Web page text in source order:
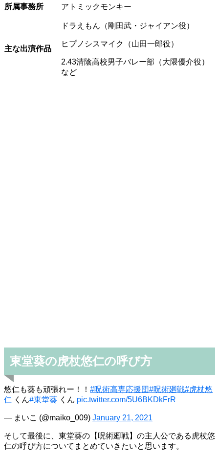
所属事務所
アトミックモンキー
主な出演作品
ドラえもん（剛田武・ジャイアン役）
ヒプノシスマイク（山田一郎役）
2.43清陰高校男子バレー部（大隈優介役）
など
東堂葵の虎杖悠仁の呼び方
悠仁も葵も頑張れー！！ #呪術高専応援団#呪術廻戦#虎杖悠
仁 くん#東堂葵 くん pic.twitter.com/5U6BKDkFrR
— まいこ (@maiko_009) January 21, 2021
そして最後に、東堂葵の【呪術廻戦】の主人公である虎杖悠
仁の呼び方についてまとめていきたいと思います。